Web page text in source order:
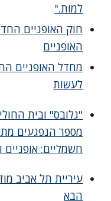
למות."
חוק האופניים
האופניים
מחדל האופניים
לעשות
"גלובס" ובית
מספר הנפגעים
חשמליים: אופניים
עיריית תל אביב
הבא